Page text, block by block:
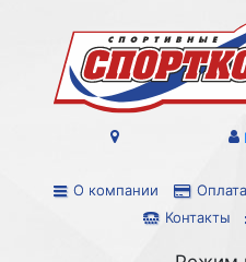
О компании Оплата
Контакты